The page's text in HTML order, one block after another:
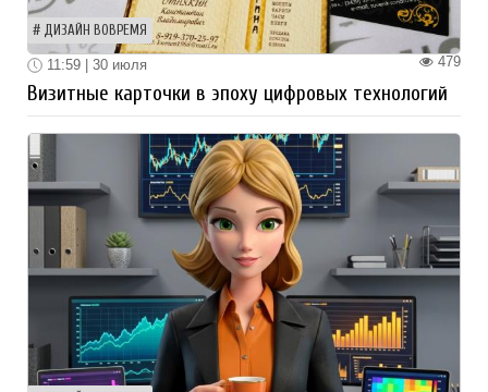
ДИЗАЙН ВОВРЕМЯ
479
11:59 | 30 июля
Визитные карточки в эпоху цифровых технологий